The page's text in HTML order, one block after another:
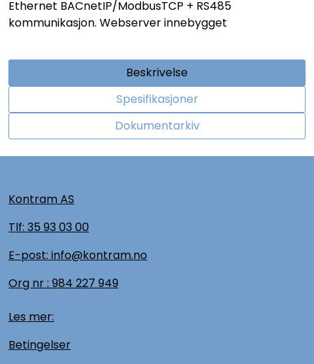
Ethernet BACnetIP/ModbusTCP + RS485
kommunikasjon. Webserver innebygget
Beskrivelse
Spesifikasjoner
Dokumentarkiv
Kontram AS
Tlf: 35 93 03 00
E-post: info@kontram.no
Org nr : 984 227 949
Les mer:
Betingelser